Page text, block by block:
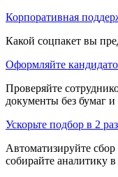
Корпоративная
Какой соцпакет вы
Оформляйте
Проверяйте
документы без бумаг
Ускорьте подбор в 2
Автоматизируйте сбор
собирайте аналитику